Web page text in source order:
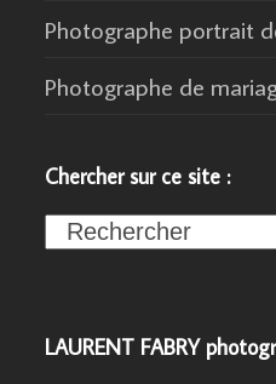
Photographe portrait
Photographe de
Chercher sur ce site :
Search
LAURENT FABRY